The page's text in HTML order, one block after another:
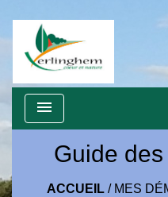
menu
Guide
ACCUEIL / MES